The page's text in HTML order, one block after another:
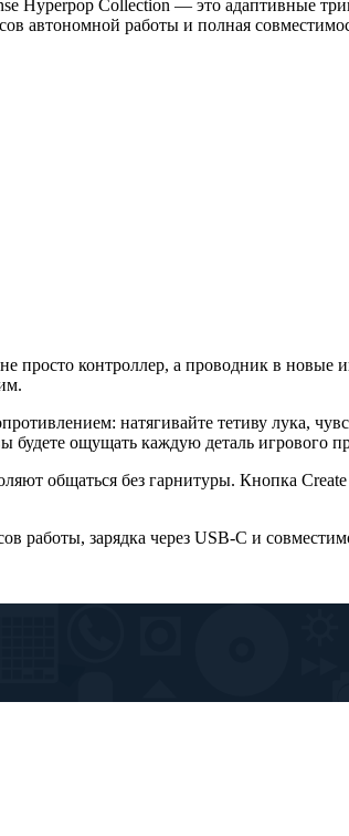
Hyperpop Collection — это адаптивные
автономной работы и полная
просто контроллер, а проводник в
натягивайте тетиву лука,
ощущать каждую деталь игрового
общаться без гарнитуры. Кнопка
работы, зарядка через USB-C и